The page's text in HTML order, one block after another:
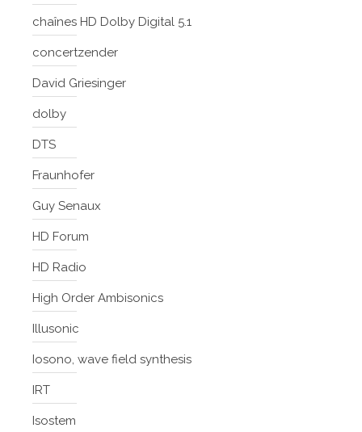
chaînes HD Dolby Digital 5.1
concertzender
David Griesinger
dolby
DTS
Fraunhofer
Guy Senaux
HD Forum
HD Radio
High Order Ambisonics
Illusonic
Iosono, wave field synthesis
IRT
Isostem